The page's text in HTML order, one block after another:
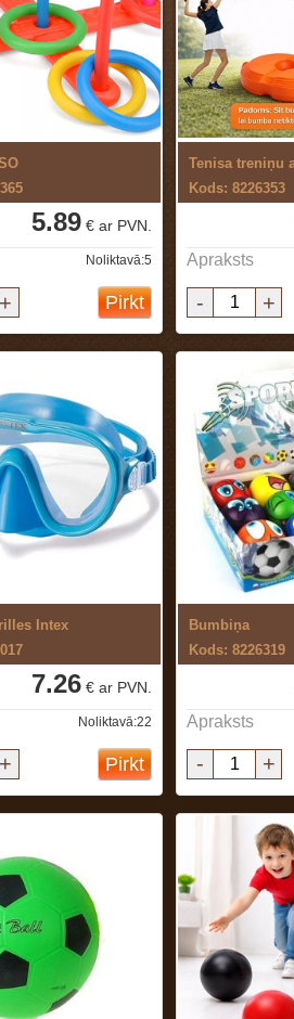
5.89 € ar PVN.
Noliktavā:5
+ Pirkt
Kods: 8226353
Apraksts
- +
Intex
7.26 € ar PVN.
Noliktavā:22
+ Pirkt
Bumbiņa
Kods: 8226319
Apraksts
- +